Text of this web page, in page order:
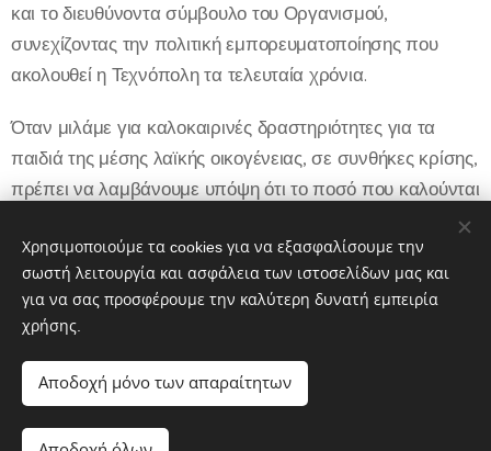
και το διευθύνοντα σύμβουλο του Οργανισμού,
συνεχίζοντας την πολιτική εμπορευματοποίησης που
ακολουθεί η Τεχνόπολη τα τελευταία χρόνια.
Όταν μιλάμε για καλοκαιρινές δραστηριότητες για τα
παιδιά της μέσης λαϊκής οικογένειας, σε συνθήκες κρίσης,
πρέπει να λαμβάνουμε υπόψη ότι το ποσό που καλούνται
μισθός τους.»
Χρησιμοποιούμε τα cookies για να εξασφαλίσουμε την
σωστή λειτουργία και ασφάλεια των ιστοσελίδων μας και
για να σας προσφέρουμε την καλύτερη δυνατή εμπειρία
χρήσης.
Αποδοχή μόνο των απαραίτητων